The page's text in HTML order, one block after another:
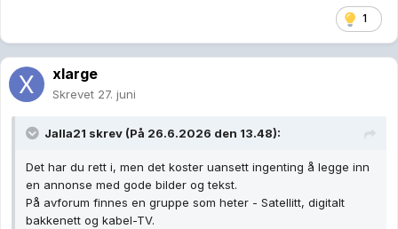
1
xlarge
Skrevet 27. juni
Jalla21 skrev (På 26.6.2026 den 13.48):
Det har du rett i, men det koster uansett ingenting å legge inn
en annonse med gode bilder og tekst.
På avforum finnes en gruppe som heter - Satellitt, digitalt
bakkenett og kabel-TV.